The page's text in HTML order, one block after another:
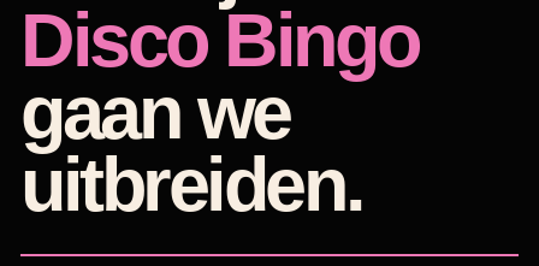
Disco Bingo
gaan we
uitbreiden.